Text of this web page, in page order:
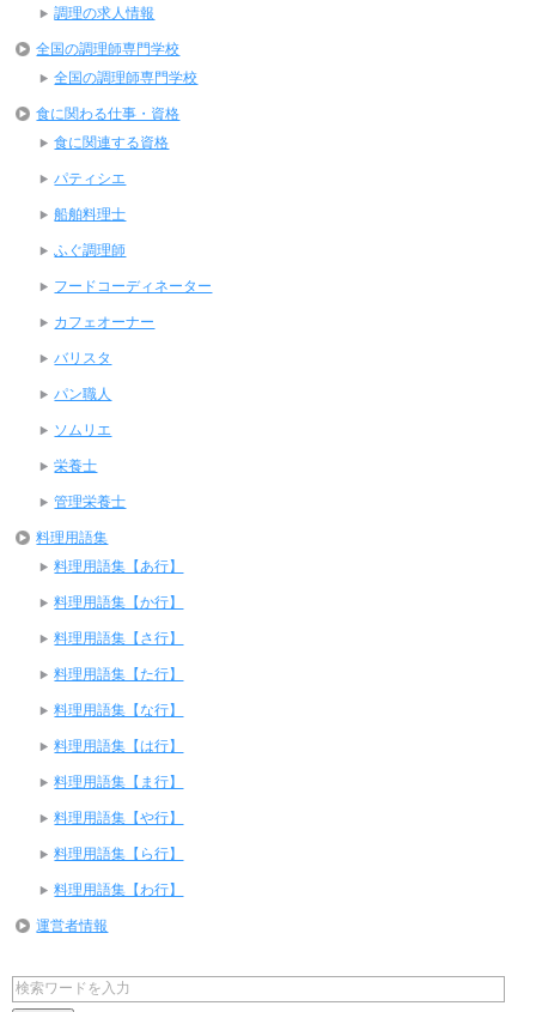
調理の求人情報
全国の調理師専門学校
全国の調理師専門学校
食に関わる仕事・資格
食に関連する資格
パティシエ
船舶料理士
ふぐ調理師
フードコーディネーター
カフェオーナー
バリスタ
パン職人
ソムリエ
栄養士
管理栄養士
料理用語集
料理用語集【あ行】
料理用語集【か行】
料理用語集【さ行】
料理用語集【た行】
料理用語集【な行】
料理用語集【は行】
料理用語集【ま行】
料理用語集【や行】
料理用語集【ら行】
料理用語集【わ行】
運営者情報